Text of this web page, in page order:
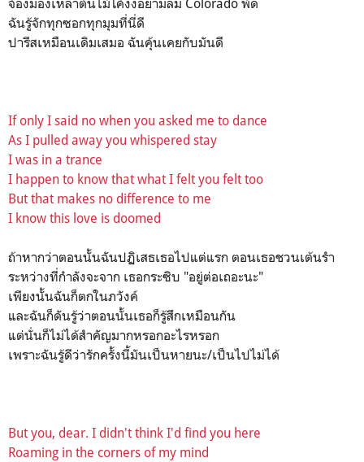
ฉันรู้จักทุกซอกทุกมุมที่นี่ดี
ปารีสเหมือนเดิมเสมอ ฉันคุ้นเคยกับมันดี
If only I said no when you asked me to dance
As I pulled away you whispered stay
I was in a trance
I happen to know that what I felt you felt too
But that makes no difference to me
I know this love is doomed
ถ้าหากว่าตอนนั้นฉันปฏิเสธเธอไปแต่แรก ตอนเธอชวนเต้นรำ
ระหว่างที่กำลังจะจาก เธอกระซิบ "อยู่ต่อเถอะนะ"
เพียงนั้นฉันก็ตกในภวังค์
และฉันก็ดันรู้ว่าตอนนั้นเธอก็รู้สึกเหมือนกัน
แต่นั่นก็ไม่ได้สำคัญมากหรอกอะไรหรอก
เพราะฉันรู้ดีว่ารักครั้งนี้มันเป็นหายนะ/เป็นไปไม่ได้
But you, dear. I didn't think I'd find you here
Roaming in the corners of my mind